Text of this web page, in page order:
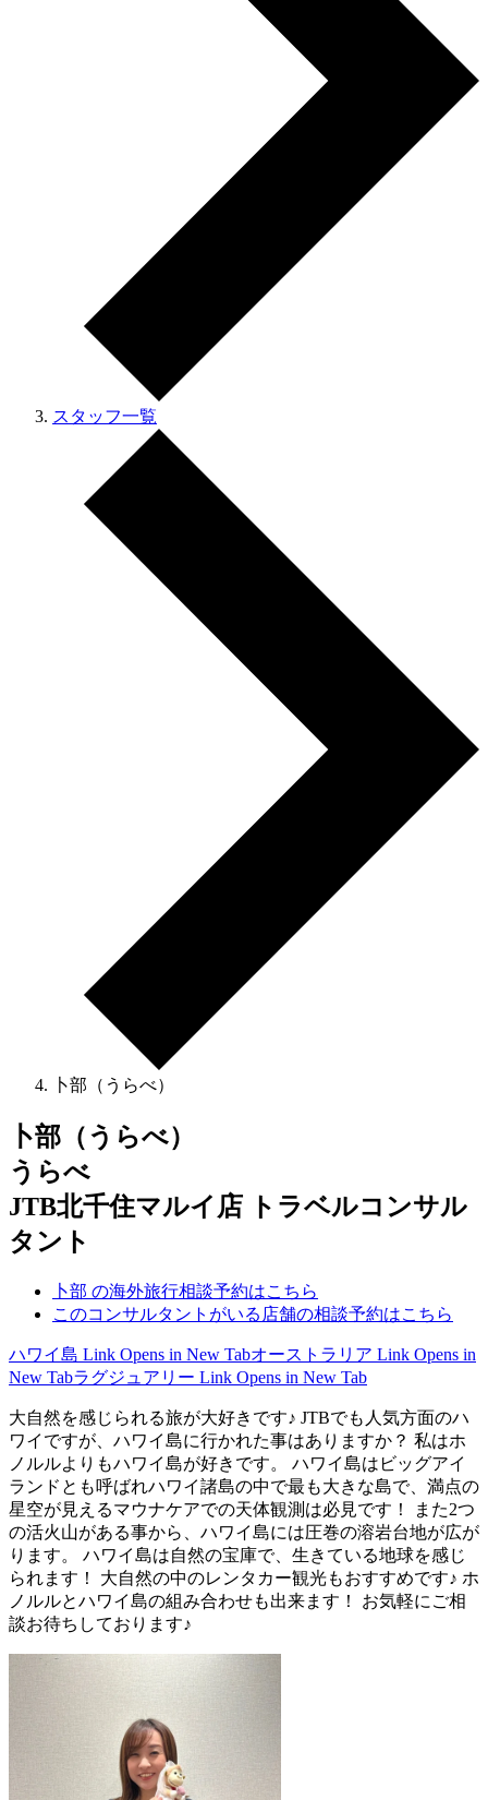
スタッフ一覧
卜部（うらべ）
卜部（うらべ）
うらべ
JTB北千住マルイ店 トラベルコンサル
タント
卜部 の海外旅行相談予約はこちら
このコンサルタントがいる店舗の相談予約はこちら
ハワイ島 Link Opens in New Tabオーストラリア Link Opens in
New Tabラグジュアリー Link Opens in New Tab
大自然を感じられる旅が大好きです♪ JTBでも人気方面のハ
ワイですが、ハワイ島に行かれた事はありますか？ 私はホ
ノルルよりもハワイ島が好きです。 ハワイ島はビッグアイ
ランドとも呼ばれハワイ諸島の中で最も大きな島で、満点の
星空が見えるマウナケアでの天体観測は必見です！ また2つ
の活火山がある事から、ハワイ島には圧巻の溶岩台地が広が
ります。 ハワイ島は自然の宝庫で、生きている地球を感じ
られます！ 大自然の中のレンタカー観光もおすすめです♪ ホ
ノルルとハワイ島の組み合わせも出来ます！ お気軽にご相
談お待ちしております♪